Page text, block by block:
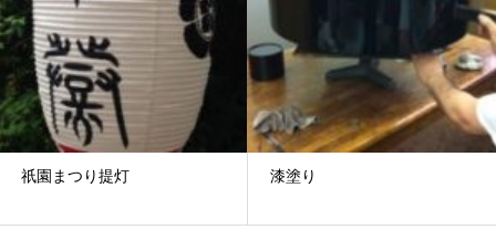
祇園まつり提灯 漆塗り